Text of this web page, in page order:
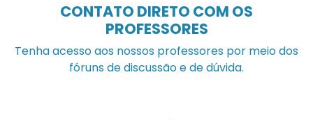
CONTATO DIRETO COM OS
PROFESSORES
Tenha acesso aos nossos professores por meio dos
fóruns de discussão e de dúvida.